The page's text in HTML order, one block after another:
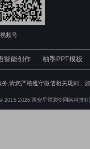
频号
智能创作 柚墨PPT模板
务,请您严格遵守微信相关规则，
2015-2026 西安星耀裂变网络科技